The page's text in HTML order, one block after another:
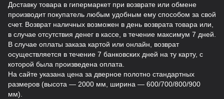
Доставку товара в гипермаркет при возврате или обмене
производит покупатель любым удобным ему способом за свой
счет. Возврат наличных возможен в день возврата товара или,
в случае отсутствия денег в кассе, в течение максимум 7 дней.
В случае оплаты заказа картой или онлайн, возврат
осуществляется в течение 7 банковских дней на ту карту, с
которой была произведена оплата.
На сайте указана цена за дверное полотно стандартных
размеров (высота — 2000 мм, ширина — 600/700/800/900
мм).